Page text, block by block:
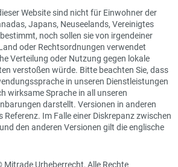
Website sind nicht für Einwohner der
Japans, Neuseelands, Vereinigtes
noch sollen sie von irgendeiner
oder Rechtsordnungen verwendet
Verteilung oder Nutzung gegen lokale
verstoßen würde. Bitte beachten Sie, dass
in unseren Dienstleistungen
wirksame Sprache in all unseren
darstellt. Versionen in anderen
Referenz. Im Falle einer Diskrepanz zwischen
den anderen Versionen gilt die englische
Mitrade Urheberrecht, Alle Rechte